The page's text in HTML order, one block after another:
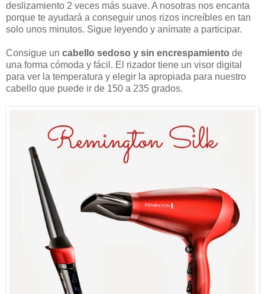
deslizamiento 2 veces más suave. A nosotras nos encanta
porque te ayudará a conseguir unos rizos increíbles en tan
solo unos minutos. Sigue leyendo y anímate a participar.
Consigue un cabello sedoso y sin encrespamiento de
una forma cómoda y fácil. El rizador tiene un visor digital
para ver la temperatura y elegir la apropiada para nuestro
cabello que puede ir de 150 a 235 grados.